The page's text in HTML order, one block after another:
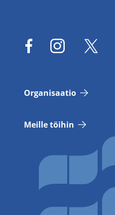
Or­ga­ni­saa­tio
Meil­le töi­hin